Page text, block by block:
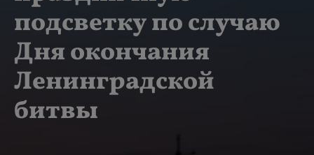
подсветку по случаю
Дня окончания
Ленинградской
битвы